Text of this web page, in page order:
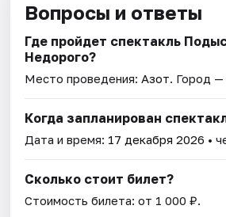
Вопросы и ответы
Где пройдет спектакль
Недорого?
Место проведения:Азот. Город
Когда запланирован
Дата и время: 17 декабря 2026 •
Сколько стоит билет?
Стоимость билета: от 1 000 ₽.